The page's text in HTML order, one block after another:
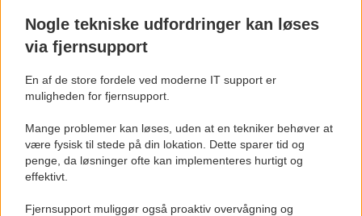
Nogle tekniske udfordringer kan løses
via fjernsupport
En af de store fordele ved moderne IT support er
muligheden for fjernsupport.
Mange problemer kan løses, uden at en tekniker behøver at
være fysisk til stede på din lokation. Dette sparer tid og
penge, da løsninger ofte kan implementeres hurtigt og
effektivt.
Fjernsupport muliggør også proaktiv overvågning og